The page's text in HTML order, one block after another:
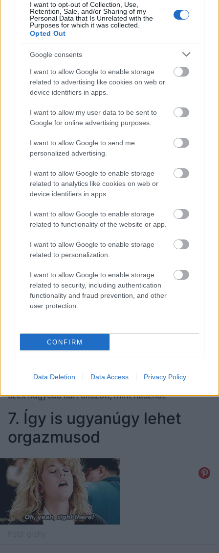
I want to opt-out of Collection, Use,
Retention, Sale, and/or Sharing of my
Personal Data that Is Unrelated with the
Purposes for which it was collected.
Opted Out
Google consents
I want to allow Google to enable storage
related to advertising like cookies on web or
device identifiers in apps.
I want to allow my user data to be sent to
Google for online advertising purposes.
I want to allow Google to send me
personalized advertising.
I want to allow Google to enable storage
related to analytics like cookies on web or
device identifiers in apps.
I want to allow Google to enable storage
related to functionality of the website or app.
I want to allow Google to enable storage
related to personalization.
I want to allow Google to enable storage
related to security, including authentication
functionality and fraud prevention, and other
user protection.
CONFIRM
Data Deletion Data Access Privacy Policy
5. Nem fogsz ragadni
giphy
Sokan csokit, tejszínhabot használnak, azonban ha
6. Nem gyullad fel semmi
Fotó:giphy
Számos filmben láthattuk, hogy a gyertyafényes
szex nagyobb kárt okozott, mint hasznot.
7. Így is ugyanúgy lehet
orgazmusod